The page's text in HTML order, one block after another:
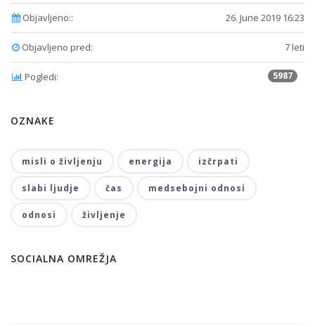
Objavljeno:: 26. June 2019 16:23
Objavljeno pred: 7 leti
Pogledi: 5987
OZNAKE
misli o življenju energija izčrpati
slabi ljudje čas medsebojni odnosi
odnosi življenje
SOCIALNA OMREŽJA